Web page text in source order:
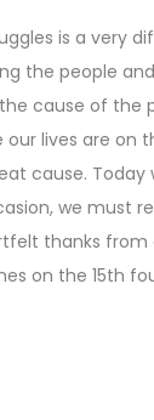
is a very
the people
cause of the
lives are on
cause.
we must
thanks from
on the 15th